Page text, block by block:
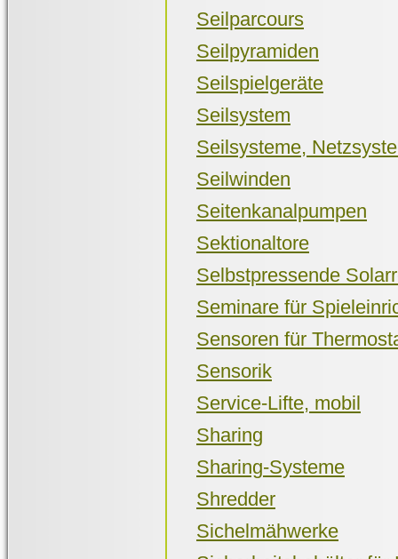
Seilparcours
Seilpyramiden
Seilspielgeräte
Seilsystem
Seilsysteme,
Seilwinden
Seitenkanalpumpen
Sektionaltore
Selbstpressende
Seminare für
Sensoren für
Sensorik
Service-Lifte, mobil
Sharing
Sharing-Systeme
Shredder
Sichelmähwerke